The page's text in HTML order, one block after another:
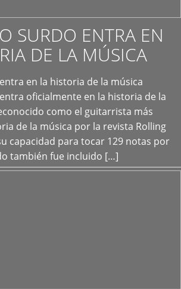
SURDO ENTRA EN
DE LA MÚSICA
en la historia de la música
oficialmente en la historia de la
como el guitarrista más
de la música por la revista Rolling
capacidad para tocar 129 notas por
también fue incluido […]
+